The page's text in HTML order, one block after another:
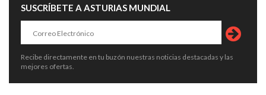
SUSCRÍBETE A ASTURIAS MUNDIAL
Recibe directamente en tu buzón nuestras noticias destacadas y las
mejores ofertas.